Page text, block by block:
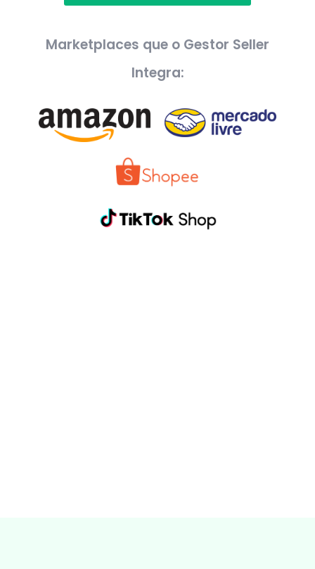
Marketplaces que o Gestor Seller
Integra: